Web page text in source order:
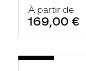
À partir de
169,00 €